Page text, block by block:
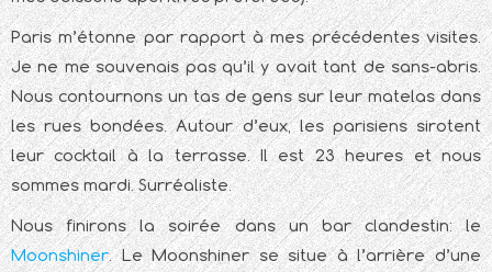
Paris m’étonne par rapport à mes précédentes visites.
Je ne me souvenais pas qu’il y avait tant de sans-abris.
Nous contournons un tas de gens sur leur matelas dans
les rues bondées. Autour d’eux, les parisiens sirotent
leur cocktail à la terrasse. Il est 23 heures et nous
sommes mardi. Surréaliste.
Nous finirons la soirée dans un bar clandestin: le
Moonshiner. Le Moonshiner se situe à l’arrière d’une